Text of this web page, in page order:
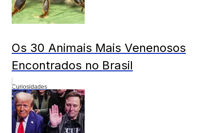
Os 30 Animais Mais Venenosos
Encontrados no Brasil
Curiosidades